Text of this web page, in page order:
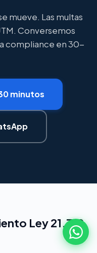
mueve. Las multas
Conversemos
compliance en 30-
minutos
Ley 21.719